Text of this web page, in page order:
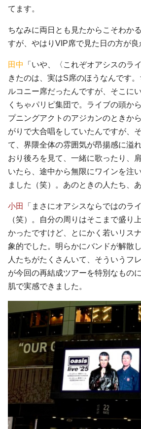
てます。
ちなみに両日とも見たからこそわか
すが、やはりVIP席で見た日の方が良
田中
「いや、〈これぞオアシスのラ
きたのは、実はS席のほうなんです
ルコニー席だったんですが、そこに
くちゃパリピ集団で。ライブの頭か
プニングアクトのアジカンのときか
がりで大合唱をしていたんですが、
て、界隈全体の雰囲気が昂揚感に溢
おり後ろを見て、一緒に歌ったり、
いたら、途中から無限にワインを注
ました（笑）。あのときの人たち、
小田
「まさにオアシスならではのラ
（笑）。自分の周りはそこまで盛り
かったですけど、とにかく若いリス
象的でした。明らかにバンドが解散
人たちがたくさんいて、そういうフ
が今回の再結成ツアーを特別なもの
肌で実感できました。